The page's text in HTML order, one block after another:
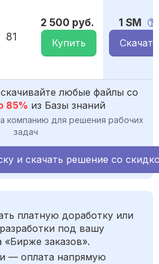
81
2 500 руб.
Купить
1 SM
Скачать
любые файлы со
85% из Базы знаний
компанию для решения рабочих
задач
и скачать решение со
платную доработку или
под вашу
заказов».
— оплата напрямую